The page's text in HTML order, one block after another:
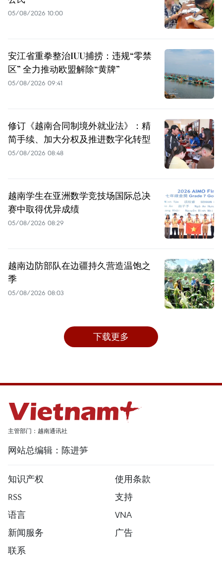
05/08/2026 10:00
安江省重拳整治IUU捕捞：违规“零禁
区” 全力推动欧盟解除“黄牌”
05/08/2026 09:41
修订《越南合同制境外就业法》：精
简手续、加大分权及推进数字化转型
05/08/2026 08:48
越南学生在亚洲数学竞技场国际总决
赛中取得优异成绩
05/08/2026 08:29
越南边防部队在边疆持久营造温饱之
季
05/08/2026 08:03
下载更多
主管部门：越南通讯社
网站总编辑：陈进笋
知识产权
使用条款
RSS
支持
语言
VNA
新闻服务
广告
联系